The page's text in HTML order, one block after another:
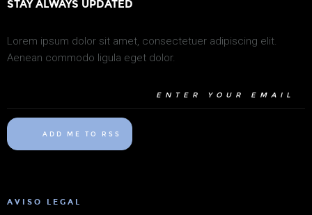
STAY ALWAYS UPDATED
Lorem ipsum dolor sit amet, consectetuer adipiscing elit.
Aenean commodo ligula eget dolor.
ADD ME TO RSS
AVISO LEGAL